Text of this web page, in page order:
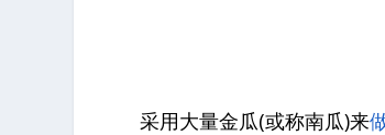
采用大量金瓜(或称南瓜)来